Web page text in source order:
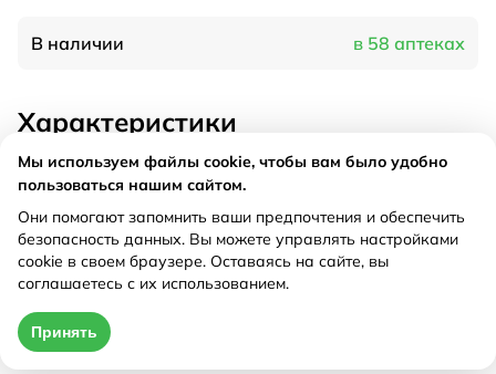
В наличии в 58 аптеках
Характеристики
Производитель
Фитофарм, Россия
Рецепт
Не требуется
от 141,96 ₽
Мы используем файлы cookie, чтобы вам было удобно
пользоваться нашим сайтом.
Они помогают запомнить ваши предпочтения и обеспечить
безопасность данных. Вы можете управлять настройками
cookie в своем браузере. Оставаясь на сайте, вы
соглашаетесь с их использованием.
Принять